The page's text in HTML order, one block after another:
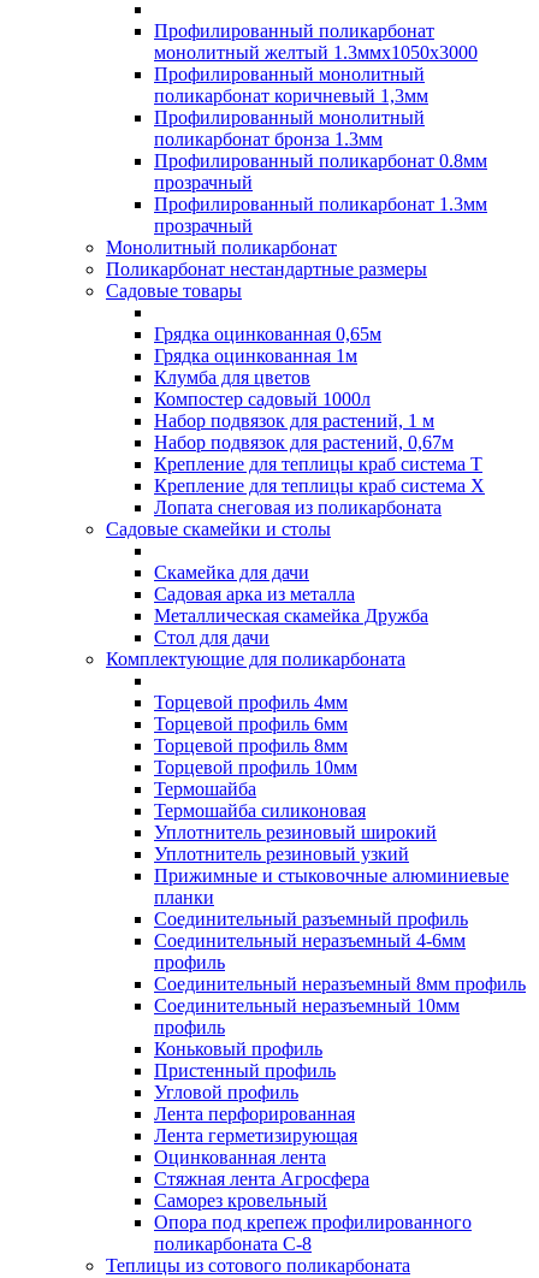
Профилированный поликарбонат
монолитный желтый 1.3ммх1050х3000
Профилированный монолитный
поликарбонат коричневый 1,3мм
Профилированный монолитный
поликарбонат бронза 1.3мм
Профилированный поликарбонат 0.8мм
прозрачный
Профилированный поликарбонат 1.3мм
прозрачный
Монолитный поликарбонат
Поликарбонат нестандартные размеры
Садовые товары
Грядка оцинкованная 0,65м
Грядка оцинкованная 1м
Клумба для цветов
Компостер садовый 1000л
Набор подвязок для растений, 1 м
Набор подвязок для растений, 0,67м
Крепление для теплицы краб система Т
Крепление для теплицы краб система Х
Лопата снеговая из поликарбоната
Садовые скамейки и столы
Скамейка для дачи
Садовая арка из металла
Металлическая скамейка Дружба
Стол для дачи
Комплектующие для поликарбоната
Торцевой профиль 4мм
Торцевой профиль 6мм
Торцевой профиль 8мм
Торцевой профиль 10мм
Термошайба
Термошайба силиконовая
Уплотнитель резиновый широкий
Уплотнитель резиновый узкий
Прижимные и стыковочные алюминиевые
планки
Соединительный разъемный профиль
Соединительный неразъемный 4-6мм
профиль
Соединительный неразъемный 8мм профиль
Соединительный неразъемный 10мм
профиль
Коньковый профиль
Пристенный профиль
Угловой профиль
Лента перфорированная
Лента герметизирующая
Оцинкованная лента
Стяжная лента Агросфера
Саморез кровельный
Опора под крепеж профилированного
поликарбоната С-8
Теплицы из сотового поликарбоната